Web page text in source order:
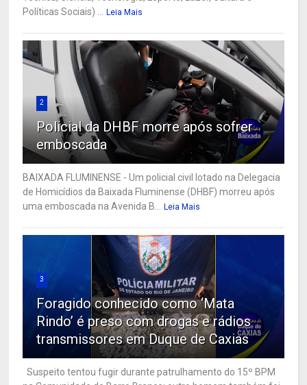
Políticas Sociais) ...
Leia Mais
2
Policial da DHBF morre após sofrer
emboscada
BAIXADA FLUMINENSE - Um policial civil lotado na Delegacia
de Homicídios da Baixada Fluminense (DHBF) morreu após
uma emboscada na Avenida B...
Leia Mais
3
Foragido conhecido como ‘Mata
Rindo’ é preso com drogas e rádios
transmissores em Duque de Caxias
Suspeito tentou fugir durante patrulhamento do 15º BPM